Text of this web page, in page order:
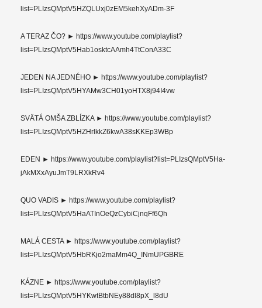
list=PLIzsQMptV5HZQLUxj0zEM5kehXyADm-3F
A TERAZ ČO? ► https://www.youtube.com/playlist?
list=PLIzsQMptV5Hab1osktcAAmh4TtConA33C
JEDEN NA JEDNÉHO ► https://www.youtube.com/playlist?
list=PLIzsQMptV5HYAMw3CH01yoHTX8j94I4vw
SVÄTÁ OMŠA ZBLÍZKA ► https://www.youtube.com/playlist?
list=PLIzsQMptV5HZHrlkkZ6kwA38sKKEp3WBp
EDEN ► https://www.youtube.com/playlist?list=PLIzsQMptV5Ha-
jAkMXxAyuJmT9LRXkRv4
QUO VADIS ► https://www.youtube.com/playlist?
list=PLIzsQMptV5HaATInOeQzCybiCjnqFf6Qh
MALÁ CESTA ► https://www.youtube.com/playlist?
list=PLIzsQMptV5HbRKjo2maMm4Q_INmUPGBRE
KÁZNE ► https://www.youtube.com/playlist?
list=PLIzsQMptV5HYKwtBtbNEy88dl8pX_l8dU